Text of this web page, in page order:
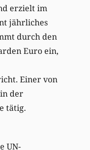
erzielt im
jährliches
durch den
Euro ein,
Einer von
der
tätig.
UN-